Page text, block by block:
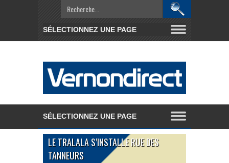
LE TRALALA S’INSTALLE RUE DES
TANNEURS